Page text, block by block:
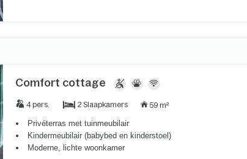
Comfort cottage
4 pers. 2 Slaapkamers 59 m²
Privéterras met tuinmeubilair
Kindermeubilair (babybed en kinderstoel)
Moderne, lichte woonkamer